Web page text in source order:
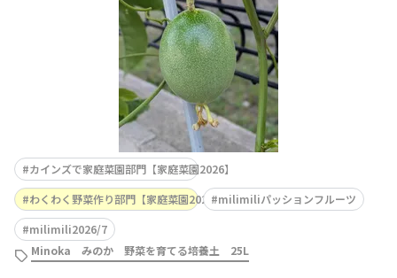
カインズで家庭菜園部門【家庭菜園2026】
わくわく野菜作り部門【家庭菜園2026】milimiliパッションフルーツ
milimili2026/7
Minoka みのか 野菜を育てる培養土 25L